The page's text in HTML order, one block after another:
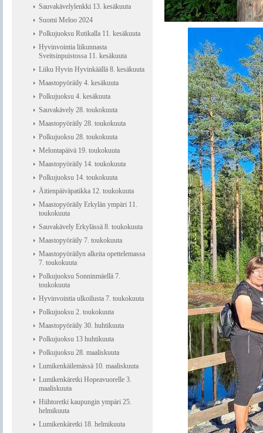
Sauvakävelylenkki 13. kesäkuuta
Suomi Meloo 2024
Polkujuoksu Rutikalla 11. kesäkuuta
Hyvinvointia liikunnasta
Sveitsinpuistossa 11. kesäkuuta
Liiku Hyvin Hyvinkäällä 8. kesäkuuta
Maastopyöräily 4. kesäkuuta
Polkujuoksu 4. kesäkuuta
Sauvakävely 28. toukokuuta
Maastopyöräily 28. toukokuuta
Polkujuoksu 28. toukokuuta
Melontapäivä 19. toukokuuta
Maastopyöräily 14. toukokuuta
Polkujuoksu 14. toukokuuta
Äitienpäiväpatikka 12. toukokuuta
Maastopyöräily Erkylän ympäri 11.
toukokuuta
Sauvakävely Erkylässä 8. toukokuuta
Maastopyöräily 7. toukokuuta
Maastopyöräilyn alkeita opettelemassa
7. toukokuuta
Polkujuoksu Sonninmäellä 7.
toukokuuta
Hyvinvointia ulkoilusta 7. toukokuuta
Polkujuoksu 2. toukokuuta
Maastopyöräily 30. huhtikuuta
Polkujuoksu 13 huhtikuuta
Polkujuoksu 28. maaliskuuta
Lumikenkäilemässä 10. maaliskuuta
Lumikenkäretki Hopeavuorelle 3.
maaliskuuta
Hiihtoretki kaupungin ympäri 25.
helmikuuta
Lumikenkäretki 18. helmikuuta